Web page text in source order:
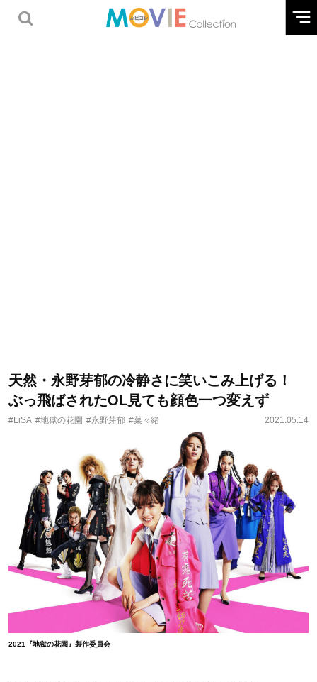
天然・永野芽郁の冷静さに笑いこみ上げる！
ぶっ飛ばされたOL見ても顔色一つ変えず
#LiSA #地獄の花園 #永野芽郁 #菜々緒 2021.05.14
2021『地獄の花園』製作委員会